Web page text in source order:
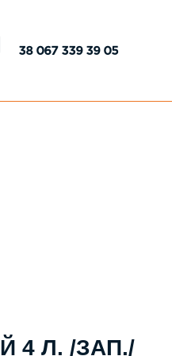
+38 067 339 39 05
4 Л. /ЗАП./